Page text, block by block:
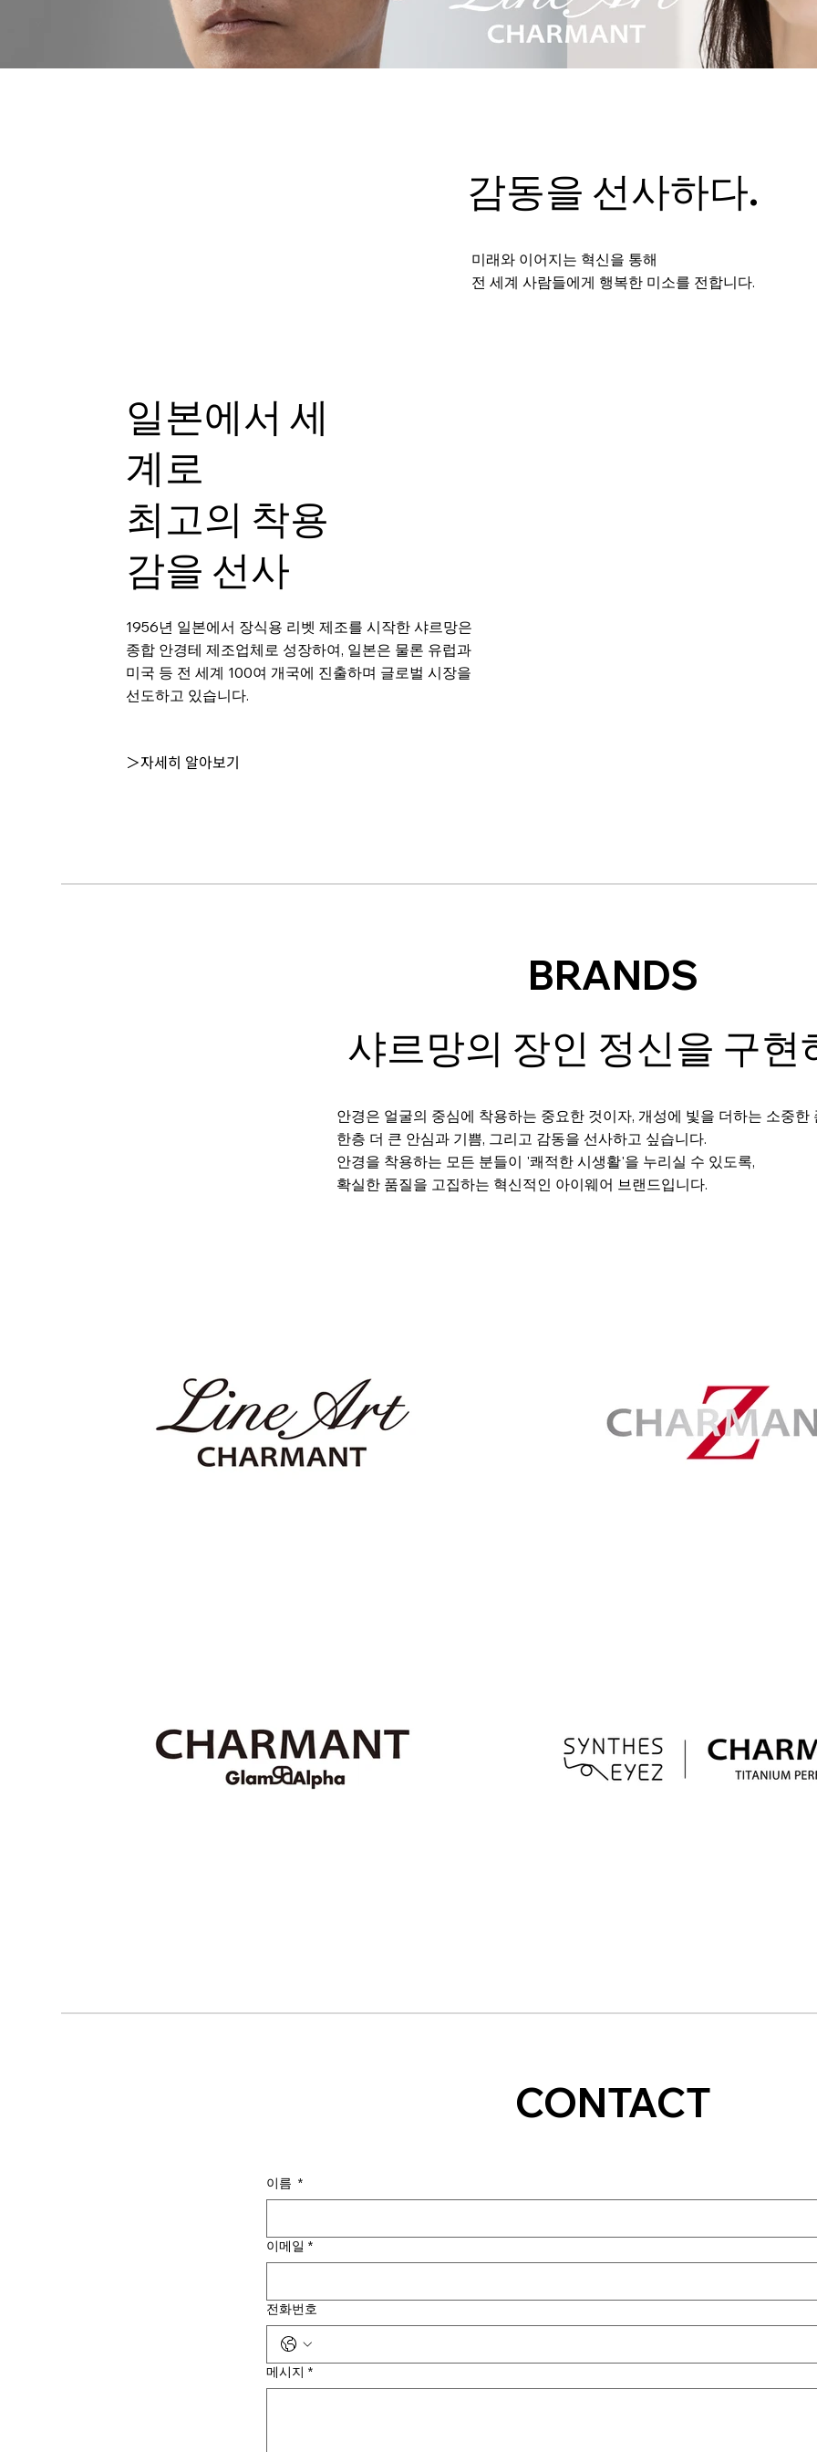
감동을 선사하다.
미래와 이어지는 혁신을 통해
전 세계 사람들에게 행복한 미소를 전합니다.
일본에서 세
계로
최고의 착용
감을 선사
1956년 일본에서 장식용 리벳 제조를 시작한 샤르망은
종합 안경테 제조업체로 성장하여, 일본은 물론 유럽과
미국 등 전 세계 100여 개국에 진출하며 글로벌 시장을
선도하고 있습니다.
＞자세히 알아보기
BRANDS
샤르망의 장인 정신을 구현
안경은 얼굴의 중심에 착용하는 중요한 것이자, 개성에 빛을 더하는 소중한
한층 더 큰 안심과 기쁨, 그리고 감동을 선사하고 싶습니다.
안경을 착용하는 모든 분들이 '쾌적한 시생활'을 누리실 수 있도록,
확실한 품질을 고집하는 혁신적인 아이웨어 브랜드입니다.
CONTACT
이름 *
이메일 *
전화번호
메시지 *